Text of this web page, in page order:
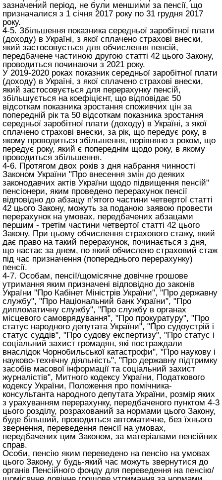
зазначений період, не були меншими за пенсії, що
призначалися з 1 січня 2017 року по 31 грудня 2017
року.
4-5. Збільшення показника середньої заробітної плати
(доходу) в Україні, з якої сплачено страхові внески,
який застосовується для обчислення пенсій,
передбачене частиною другою статті 42 цього Закону,
проводиться починаючи з 2021 року.
У 2019-2020 роках показник середньої заробітної плати
(доходу) в Україні, з якої сплачено страхові внески,
який застосовується для перерахунку пенсій,
збільшується на коефіцієнт, що відповідає 50
відсоткам показника зростання споживчих цін за
попередній рік та 50 відсоткам показника зростання
середньої заробітної плати (доходу) в Україні, з якої
сплачено страхові внески, за рік, що передує року, в
якому проводиться збільшення, порівняно з роком, що
передує року, який є попереднім щодо року, в якому
проводиться збільшення.
4-6. Протягом двох років з дня набрання чинності
Законом України "Про внесення змін до деяких
законодавчих актів України щодо підвищення пенсій"
пенсіонери, яким проведено перерахунок пенсії
відповідно до абзацу п’ятого частини четвертої статті
42 цього Закону, можуть за поданою заявою провести
перерахунок на умовах, передбачених абзацами
першим - третім частини четвертої статті 42 цього
Закону. При цьому обчислення страхового стажу, який
дає право на такий перерахунок, починається з дня,
що настає за днем, по який обчислено страховий стаж
під час призначення (попереднього перерахунку)
пенсії.
4-7. Особам, пенсії/щомісячне довічне грошове
утримання яким призначені відповідно до законів
України "Про Кабінет Міністрів України", "Про державну
службу", "Про Національний банк України", "Про
дипломатичну службу", "Про службу в органах
місцевого самоврядування", "Про прокуратуру", "Про
статус народного депутата України", "Про судоустрій і
статус суддів", "Про судову експертизу", "Про статус і
соціальний захист громадян, які постраждали
внаслідок Чорнобильської катастрофи", "Про наукову і
науково-технічну діяльність", "Про державну підтримку
засобів масової інформації та соціальний захист
журналістів", Митного кодексу України, Податкового
кодексу України, Положення про помічника-
консультанта народного депутата України, розмір яких
з урахуванням перерахунку, передбаченого пунктом 4-3
цього розділу, розрахований за нормами цього Закону,
буде більший, проводиться автоматичне, без їхнього
звернення, переведення пенсії на умовах,
передбачених цим Законом, за матеріалами пенсійних
справ.
Особи, пенсію яким переведено на пенсію на умовах
цього Закону, у будь-який час можуть звернутися до
органів Пенсійного фонду для переведення на пенсію/